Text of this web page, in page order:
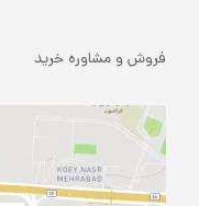
فروش و مشاوره خرید